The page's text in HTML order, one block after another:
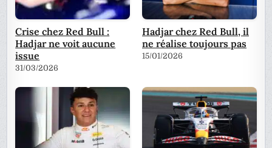
Crise chez Red Bull :
Hadjar ne voit aucune
issue
31/03/2026
Hadjar chez Red Bull, il
ne réalise toujours pas
15/01/2026